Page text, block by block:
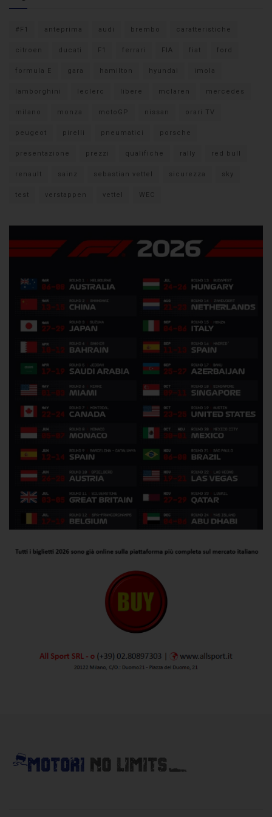
#F1 anteprima audi brembo caratteristiche
citroen ducati F1 ferrari FIA fiat ford
formula E gara hamilton hyundai imola
lamborghini leclerc libere mclaren mercedes
milano monza motoGP nissan orari TV
peugeot pirelli pneumatici porsche
presentazione prezzi qualifiche rally red bull
renault sainz sebastian vettel sicurezza sky
test verstappen vettel WEC